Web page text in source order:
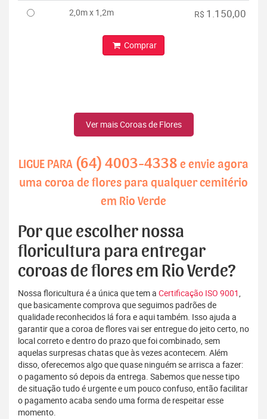
2,0m x 1,2m R$ 1.150,00
Comprar
Ver mais Coroas de Flores
LIGUE PARA (64) 4003-4338 e envie agora
uma coroa de flores para qualquer cemitério
em Rio Verde
Por que escolher nossa
floricultura para entregar
coroas de flores em Rio Verde?
Nossa floricultura é a única que tem a Certificação ISO 9001,
que basicamente comprova que seguimos padrões de
qualidade reconhecidos lá fora e aqui também. Isso ajuda a
garantir que a coroa de flores vai ser entregue do jeito certo, no
local correto e dentro do prazo que foi combinado, sem
aquelas surpresas chatas que às vezes acontecem. Além
disso, oferecemos algo que quase ninguém se arrisca a fazer:
o pagamento só depois da entrega. Sabemos que nesse tipo
de situação tudo é urgente e um pouco confuso, então facilitar
o pagamento acaba sendo uma forma de respeitar esse
momento.